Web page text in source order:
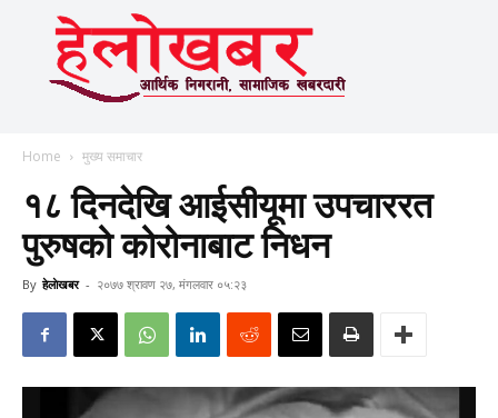
Home मुख्य समाचार
१८ दिनदेखि आईसीयूमा उपचाररत
पुरुषको कोरोनाबाट निधन
By हेलाेखबर - २०७७ श्रावण २७, मंगलवार ०५:२३